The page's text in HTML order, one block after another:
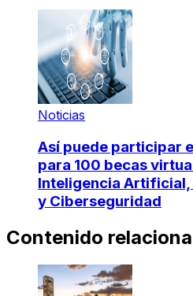
Noticias
Así puede participar
para 100 becas
Inteligencia Artificial,
y Ciberseguridad
Contenido